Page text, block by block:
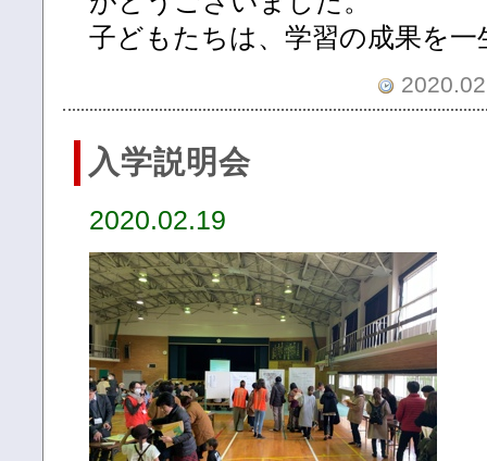
子どもたちは、学習の成果を
入学説明会
2020.02.19